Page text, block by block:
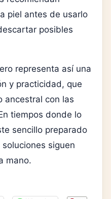
piel antes de usarlo
posibles
representa así una
y practicidad, que
ancestral con las
tiempos donde lo
sencillo preparado
siguen
mano.